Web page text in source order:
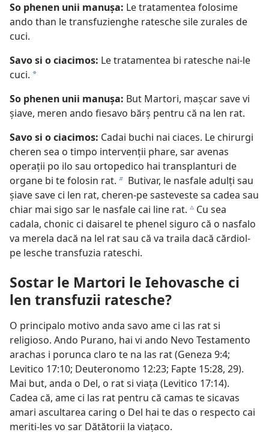
So phenen unii manușa: Le tratamentea folosime
ando than le transfuzienghe ratesche sile zurales de
cuci.
Savo si o ciacimos: Le tratamentea bi ratesche nai-le
cuci. a
So phenen unii manușa: But Martori, mașcar save vi
șiave, meren ando fiesavo bărș pentru că na len rat.
Savo si o ciacimos: Cadai buchi nai ciaces. Le chirurgi
cheren sea o timpo intervenții phare, sar avenas
operații po ilo sau ortopedico hai transplanturi de
organe bi te folosin rat. b Butivar, le nasfale adulți sau
șiave save ci len rat, cheren-pe sasteveste sa cadea sau
chiar mai sigo sar le nasfale cai line rat. c Cu sea
cadala, chonic ci daisarel te phenel siguro că o nasfalo
va merela dacă na lel rat sau că va traila dacă cărdiol-
pe lesche transfuzia rateschi.
Sostar le Martori le Iehovasche ci
len transfuzii ratesche?
O principalo motivo anda savo ame ci las rat si
religioso. Ando Purano, hai vi ando Nevo Testamento
arachas i porunca claro te na las rat (Geneza 9:4;
Levitico 17:10; Deuteronomo 12:23; Fapte 15:28, 29).
Mai but, anda o Del, o rat si viața (Levitico 17:14).
Cadea că, ame ci las rat pentru că camas te sicavas
amari ascultarea caring o Del hai te das o respecto cai
meriti-les vo sar Dătătorii la viațaco.